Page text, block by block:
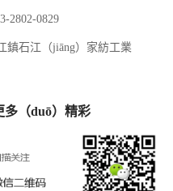
2802-0829
鎮石江（jiāng）家紡工業
多（duō）精彩